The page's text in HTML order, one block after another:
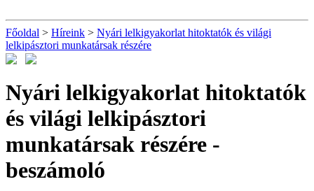
Főoldal > Híreink > Nyári lelkigyakorlat hitoktatók és világi
lelkipásztori munkatársak részére
Nyári lelkigyakorlat hitoktatók
és világi lelkipásztori
munkatársak részére -
beszámoló